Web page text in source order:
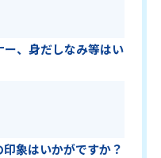
、身だしなみ等はい
象はいかがですか？